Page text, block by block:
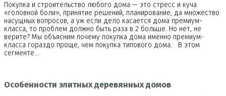
Покупка и строительство любого дома — это стресс и куча
«головной боли», принятие решений, планирование, да множество
насущных вопросов, а уж если дело касается дома премиум-
класса, то проблем должно быть раза в 2 больше. Но нет, не
верите? Мы объясним почему покупка дома именно премиум-
класса гораздо проще, чем покупка типового дома. В этом
сегменте…
Особенности элитных деревянных домов